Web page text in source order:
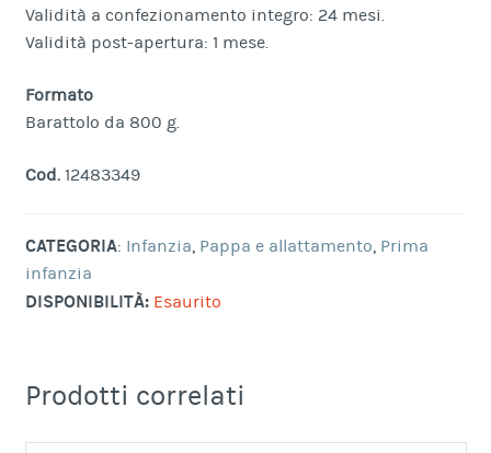
Validità a confezionamento integro: 24 mesi.
Validità post-apertura: 1 mese.
Formato
Barattolo da 800 g.
Cod.12483349
CATEGORIA: Infanzia, Pappa e allattamento, Prima
infanzia
DISPONIBILITÀ: Esaurito
Prodotti correlati